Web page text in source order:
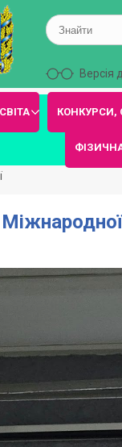
Версія
КОНКУРСИ,